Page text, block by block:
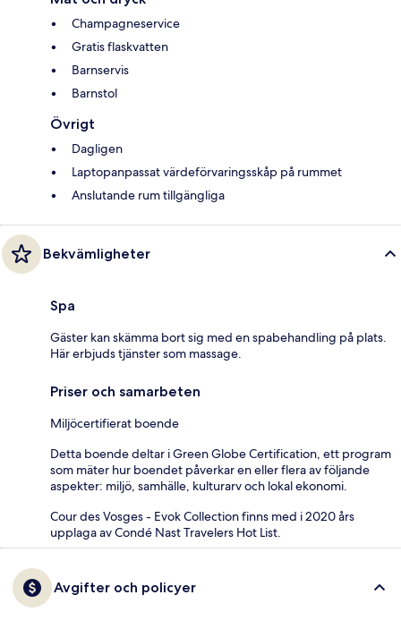
Champagneservice
Gratis flaskvatten
Barnservis
Barnstol
Övrigt
Dagligen
Laptopanpassat värdeförvaringsskåp på rummet
Anslutande rum tillgängliga
Bekvämligheter
Spa
Gäster kan skämma bort sig med en spabehandling på plats.
Här erbjuds tjänster som massage.
Priser och samarbeten
Miljöcertifierat boende
Detta boende deltar i Green Globe Certification, ett program
som mäter hur boendet påverkar en eller flera av följande
aspekter: miljö, samhälle, kulturarv och lokal ekonomi.
Cour des Vosges - Evok Collection finns med i 2020 års
upplaga av Condé Nast Travelers Hot List.
Avgifter och policyer